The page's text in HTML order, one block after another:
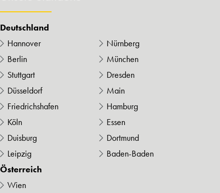
Deutschland
Hannover
Nürnberg
Berlin
München
Stuttgart
Dresden
Düsseldorf
Main
Friedrichshafen
Hamburg
Köln
Essen
Duisburg
Dortmund
Leipzig
Baden-Baden
Österreich
Wien